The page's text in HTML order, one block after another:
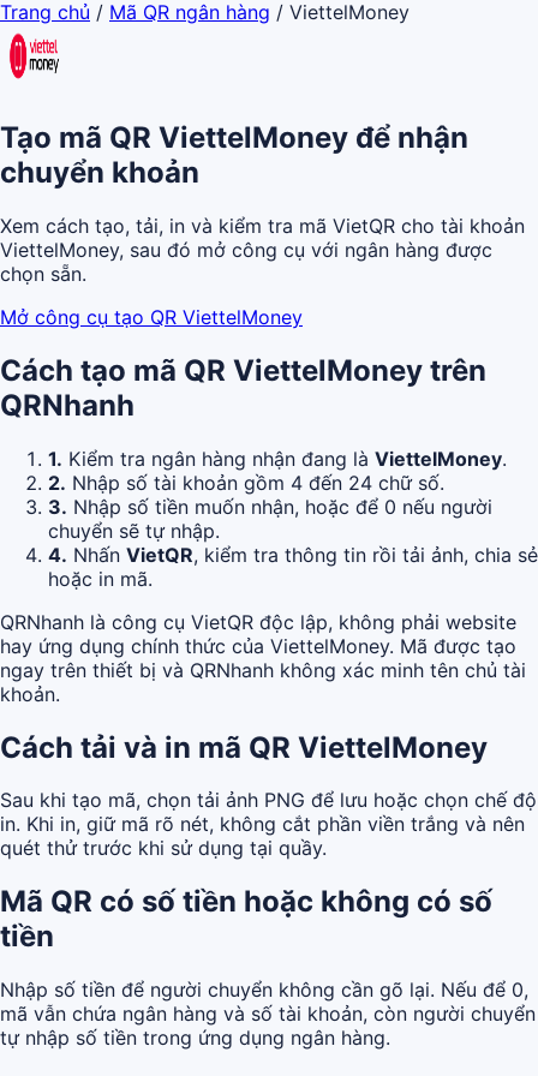
Trang chủ / Mã QR ngân hàng / ViettelMoney
Tạo mã QR ViettelMoney để nhận
chuyển khoản
Xem cách tạo, tải, in và kiểm tra mã VietQR cho tài khoản
ViettelMoney, sau đó mở công cụ với ngân hàng được
chọn sẵn.
Mở công cụ tạo QR ViettelMoney
Cách tạo mã QR ViettelMoney trên
QRNhanh
1. Kiểm tra ngân hàng nhận đang là ViettelMoney.
2. Nhập số tài khoản gồm 4 đến 24 chữ số.
3. Nhập số tiền muốn nhận, hoặc để 0 nếu người
chuyển sẽ tự nhập.
4. Nhấn VietQR, kiểm tra thông tin rồi tải ảnh, chia sẻ
hoặc in mã.
QRNhanh là công cụ VietQR độc lập, không phải website
hay ứng dụng chính thức của ViettelMoney. Mã được tạo
ngay trên thiết bị và QRNhanh không xác minh tên chủ tài
khoản.
Cách tải và in mã QR ViettelMoney
Sau khi tạo mã, chọn tải ảnh PNG để lưu hoặc chọn chế độ
in. Khi in, giữ mã rõ nét, không cắt phần viền trắng và nên
quét thử trước khi sử dụng tại quầy.
Mã QR có số tiền hoặc không có số
tiền
Nhập số tiền để người chuyển không cần gõ lại. Nếu để 0,
mã vẫn chứa ngân hàng và số tài khoản, còn người chuyển
tự nhập số tiền trong ứng dụng ngân hàng.